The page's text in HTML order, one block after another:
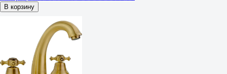
В корзину